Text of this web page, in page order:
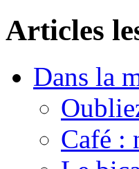
Articles
Dans la
Café :